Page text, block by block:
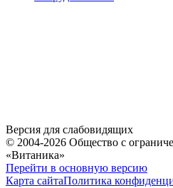
Версия для слабовидящих
© 2004-2026 Общество с
«Витаника»
Перейти в основную версию
Карта сайтаПолитика